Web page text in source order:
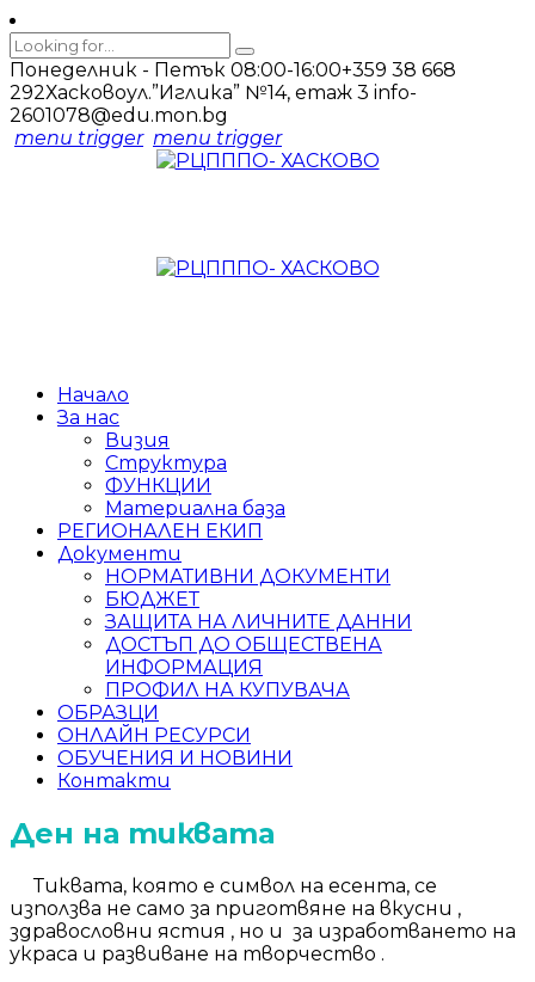
Понеделник - Петък 08:00-16:00+359 38 668
292Хасковоул.”Иглика” №14, етаж 3 info-
2601078@edu.mon.bg
menu trigger menu trigger
Начало
За нас
Визия
Структура
ФУНКЦИИ
Материална база
РЕГИОНАЛЕН ЕКИП
Документи
НОРМАТИВНИ ДОКУМЕНТИ
БЮДЖЕТ
ЗАЩИТА НА ЛИЧНИТЕ ДАННИ
ДОСТЪП ДО ОБЩЕСТВЕНА
ИНФОРМАЦИЯ
ПРОФИЛ НА КУПУВАЧА
ОБРАЗЦИ
ОНЛАЙН РЕСУРСИ
ОБУЧЕНИЯ И НОВИНИ
Контакти
Ден на тиквата
Тиквата, която е символ на есента, се
използва не само за приготвяне на вкусни ,
здравословни ястия , но и за изработването на
украса и развиване на творчество .